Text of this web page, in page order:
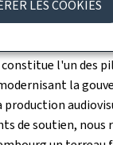
LES COOKIES
de l'écosystème
le ministre de la
l'un des
la
de soutien, nous